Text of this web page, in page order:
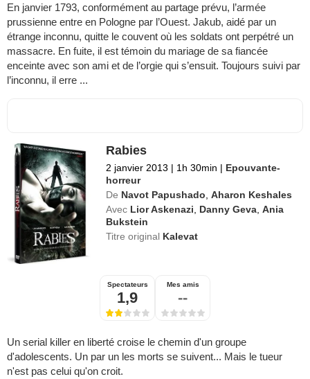
En janvier 1793, conformément au partage prévu, l’armée
prussienne entre en Pologne par l’Ouest. Jakub, aidé par un
étrange inconnu, quitte le couvent où les soldats ont perpétré un
massacre. En fuite, il est témoin du mariage de sa fiancée
enceinte avec son ami et de l’orgie qui s’ensuit. Toujours suivi par
l’inconnu, il erre ...
Rabies
2 janvier 2013 | 1h 30min | Epouvante-
horreur
De Navot Papushado ,Aharon Keshales
Avec Lior Askenazi Danny Geva ,Ania
Bukstein
Titre original Kalevat
Spectateurs
1,9
Mes amis
--
Un serial killer en liberté croise le chemin d'un groupe
d'adolescents. Un par un les morts se suivent... Mais le tueur
n'est pas celui qu'on croit.